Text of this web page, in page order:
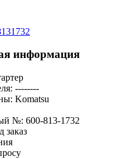
информация
--------
Komatsu
№: 600-813-1732
заказ